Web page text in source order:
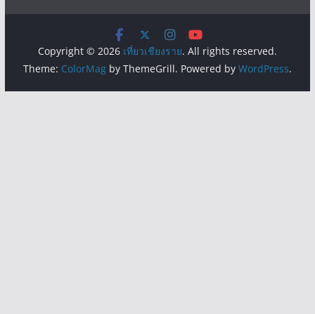
Copyright © 2026 เที่ยวเชียงราย. All rights reserved.
Theme: ColorMagby ThemeGrill. Powered by WordPress.